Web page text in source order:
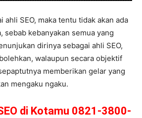
ahli SEO, maka tentu tidak akan ada
sebab kebanyakan semua yang
dirinya sebagai ahli SEO,
walaupun secara objektif
memberikan gelar yang
mengaku ngaku.
di Kotamu 0821-3800-